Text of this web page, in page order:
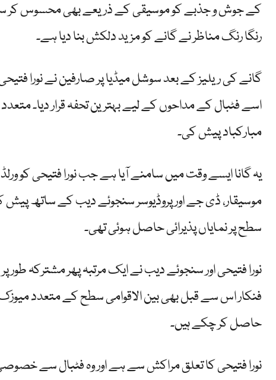
کے جوش و جذبے کو موسیقی کے ذریعے بھی محسوس کر
رنگا رنگ مناظر نے گانے کو مزید دلکش بنا دیا ہے۔
گانے کی ریلیز کے بعد سوشل میڈیا پر صارفین نے نورا
اسے فٹبال کے مداحوں کے لیے بہترین تحفہ قرار دیا۔
مبارکباد پیش کی۔
یہ گانا ایسے وقت میں سامنے آیا ہے جب نورا فتیحی کو
موسیقار، ڈی جے اور پروڈیوسر سنجوئے دیب کے ساتھ
سطح پر نمایاں پذیرائی حاصل ہوئی تھی۔
نورا فتیحی اور سنجوئے دیب نے ایک مرتبہ پھر مشترکہ
فنکار اس سے قبل بھی بین الاقوامی سطح کے متعدد
حاصل کر چکے ہیں۔
نورا فتیحی کا تعلق مراکش سے ہے اور وہ فٹبال سے